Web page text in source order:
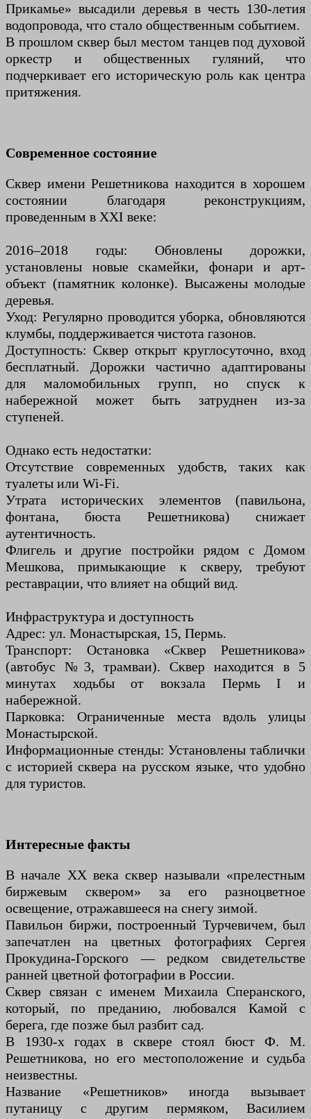
Прикамье» высадили деревья в честь 130-летия
водопровода, что стало общественным событием.
В прошлом сквер был местом танцев под духовой
оркестр и общественных гуляний, что
подчеркивает его историческую роль как центра
притяжения.
Современное состояние
Сквер имени Решетникова находится в хорошем
состоянии благодаря реконструкциям,
проведенным в XXI веке:
2016–2018 годы: Обновлены дорожки,
установлены новые скамейки, фонари и арт-
объект (памятник колонке). Высажены молодые
деревья.
Уход: Регулярно проводится уборка, обновляются
клумбы, поддерживается чистота газонов.
Доступность: Сквер открыт круглосуточно, вход
бесплатный. Дорожки частично адаптированы
для маломобильных групп, но спуск к
набережной может быть затруднен из-за
ступеней.
Однако есть недостатки:
Отсутствие современных удобств, таких как
туалеты или Wi-Fi.
Утрата исторических элементов (павильона,
фонтана, бюста Решетникова) снижает
аутентичность.
Флигель и другие постройки рядом с Домом
Мешкова, примыкающие к скверу, требуют
реставрации, что влияет на общий вид.
Инфраструктура и доступность
Адрес: ул. Монастырская, 15, Пермь.
Транспорт: Остановка «Сквер Решетникова»
(автобус №3, трамваи). Сквер находится в 5
минутах ходьбы от вокзала Пермь I и
набережной.
Парковка: Ограниченные места вдоль улицы
Монастырской.
Информационные стенды: Установлены таблички
с историей сквера на русском языке, что удобно
для туристов.
Интересные факты
В начале XX века сквер называли «прелестным
биржевым сквером» за его разноцветное
освещение, отражавшееся на снегу зимой.
Павильон биржи, построенный Турчевичем, был
запечатлен на цветных фотографиях Сергея
Прокудина-Горского — редком свидетельстве
ранней цветной фотографии в России.
Сквер связан с именем Михаила Сперанского,
который, по преданию, любовался Камой с
берега, где позже был разбит сад.
В 1930-х годах в сквере стоял бюст Ф. М.
Решетникова, но его местоположение и судьба
неизвестны.
Название «Решетников» иногда вызывает
путаницу с другим пермяком, Василием